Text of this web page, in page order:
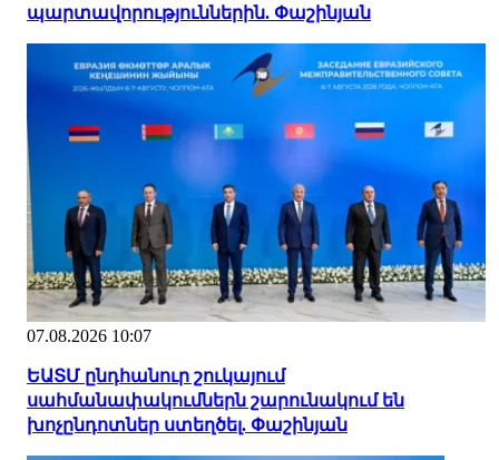
պարտավորություններին. Փաշինյան
07.08.2026 10:07
ԵԱՏՄ ընդհանուր շուկայում
սահմանափակումներն շարունակում են
խոչընդոտներ ստեղծել. Փաշինյան